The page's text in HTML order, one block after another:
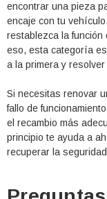
encontrar una pieza
encaje con tu
restablezca la función
eso, esta categoría
a la primera y
Si necesitas renovar
fallo de
el recambio más
principio te ayuda a
recuperar la